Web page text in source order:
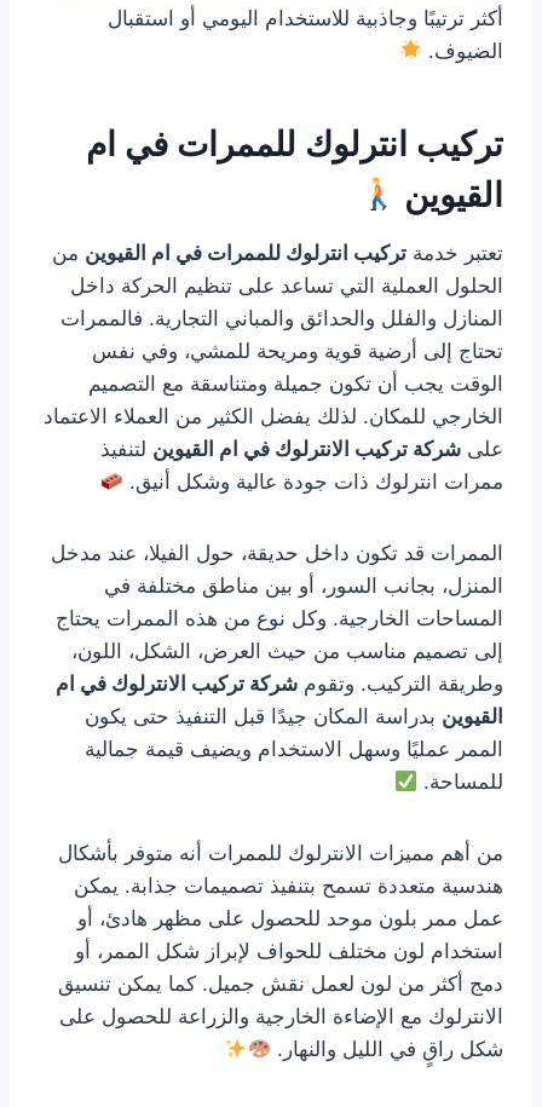
أكثر ترتيبًا وجاذبية للاستخدام اليومي أو استقبال
الضيوف.
تركيب انترلوك للممرات في ام
القيوين
تعتبر خدمة تركيب انترلوك للممرات في ام القيوين من
الحلول العملية التي تساعد على تنظيم الحركة داخل
المنازل والفلل والحدائق والمباني التجارية. فالممرات
تحتاج إلى أرضية قوية ومريحة للمشي، وفي نفس
الوقت يجب أن تكون جميلة ومتناسقة مع التصميم
الخارجي للمكان. لذلك يفضل الكثير من العملاء الاعتماد
على شركة تركيب الانترلوك في ام القيوين لتنفيذ
ممرات انترلوك ذات جودة عالية وشكل أنيق.
الممرات قد تكون داخل حديقة، حول الفيلا، عند مدخل
المنزل، بجانب السور، أو بين مناطق مختلفة في
المساحات الخارجية. وكل نوع من هذه الممرات يحتاج
إلى تصميم مناسب من حيث العرض، الشكل، اللون،
وطريقة التركيب. وتقوم شركة تركيب الانترلوك في ام
القيوين بدراسة المكان جيدًا قبل التنفيذ حتى يكون
الممر عمليًا وسهل الاستخدام ويضيف قيمة جمالية
للمساحة.
من أهم مميزات الانترلوك للممرات أنه متوفر بأشكال
هندسية متعددة تسمح بتنفيذ تصميمات جذابة. يمكن
عمل ممر بلون موحد للحصول على مظهر هادئ، أو
استخدام لون مختلف للحواف لإبراز شكل الممر، أو
دمج أكثر من لون لعمل نقش جميل. كما يمكن تنسيق
الانترلوك مع الإضاءة الخارجية والزراعة للحصول على
شكل راقٍ في الليل والنهار.